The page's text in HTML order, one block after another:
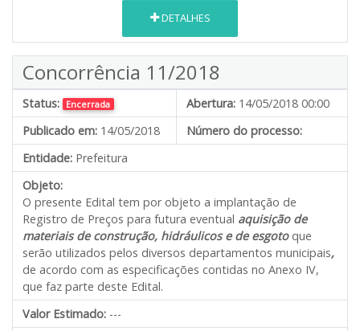
DETALHES
Concorrência 11/2018
Status: Encerrada Abertura: 14/05/2018 00:00
Publicado em: 14/05/2018
Número do processo:
Entidade: Prefeitura
Objeto:
O presente Edital tem por objeto a implantação de
Registro de Preços para futura eventual aquisição de
materiais de construção, hidráulicos e de esgoto que
serão utilizados pelos diversos departamentos municipais,
de acordo com as especificações contidas no Anexo IV,
que faz parte deste Edital.
Valor Estimado: ---